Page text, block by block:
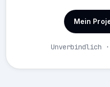
Mein
Unverbindlich